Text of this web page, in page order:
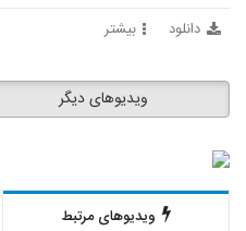
دانلود بیشتر
ویدیوهای دیگر
ویدیوهای مرتبط